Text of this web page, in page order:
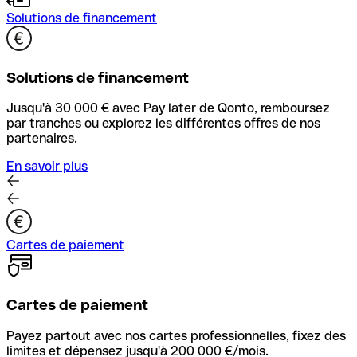
Solutions de financement
Solutions de financement
Jusqu'à 30 000 € avec Pay later de Qonto, remboursez
par tranches ou explorez les différentes offres de nos
partenaires.
En savoir plus
Cartes de paiement
Cartes de paiement
Payez partout avec nos cartes professionnelles, fixez des
limites et dépensez jusqu'à 200 000 €/mois.